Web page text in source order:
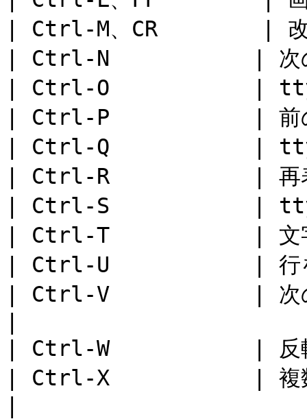
| Ctrl-M、CR
| Ctrl-N           |
| Ctrl-O           | ttyの
| Ctrl-P           |
| Ctrl-Q           | tty
| Ctrl-R           | 再
| Ctrl-S           | tty
| Ctrl-T           | 文
| Ctrl-U           | 行
| Ctrl-V           | 次の入
| Ctrl-W           | 反転
| Ctrl-X           | 複数文